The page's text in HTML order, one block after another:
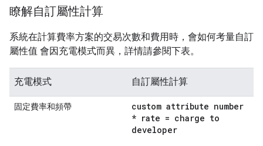
瞭解自訂屬性計算
系統在計算費率方案的交易次數和費用時，會如何考量自訂
屬性值 會因充電模式而異，詳情請參閱下表。
充電模式 自訂屬性計算
固定費率和頻帶
custom attribute number
* rate = charge to
developer